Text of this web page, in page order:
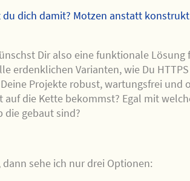
du dich damit? Motzen anstatt
Dir also eine funktionale Lösung
erdenklichen Varianten, wie Du
Deine Projekte robust, wartungsfrei und
auf die Kette bekommst? Egal mit
die gebaut sind?
dann sehe ich nur drei Optionen: